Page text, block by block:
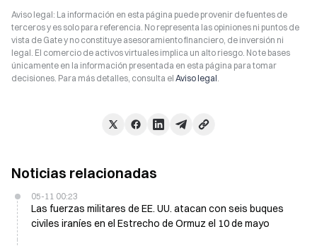
Aviso legal: La información en esta página puede provenir de fuentes de
terceros y es solo para referencia. No representa las opiniones ni puntos de
vista de Gate y no constituye asesoramiento financiero, de inversión ni
legal. El comercio de activos virtuales implica un alto riesgo. No te bases
únicamente en la información presentada en esta página para tomar
decisiones. Para más detalles, consulta el Aviso legal.
Noticias relacionadas
05-11 00:23
Las fuerzas militares de EE. UU. atacan con seis buques
civiles iraníes en el Estrecho de Ormuz el 10 de mayo